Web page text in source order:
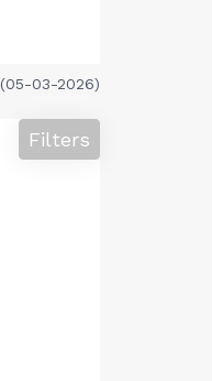
(05-03-2026)
Filters